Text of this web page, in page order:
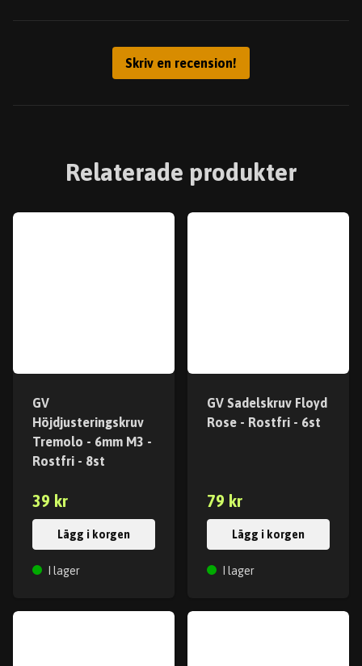
Skriv en recension!
Relaterade produkter
GV
Höjdjusteringskruv
Tremolo - 6mm M3 -
Rostfri - 8st
39 kr
Lägg i korgen
I lager
GV Sadelskruv Floyd
Rose - Rostfri - 6st
79 kr
Lägg i korgen
I lager